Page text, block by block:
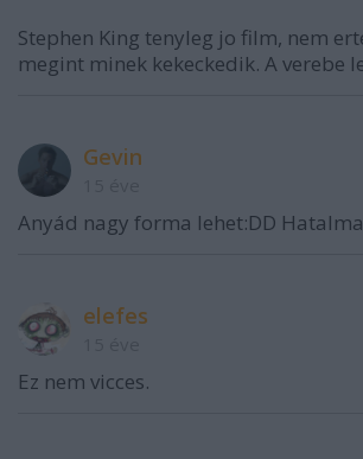
Stephen King tenyleg jo film, nem
megint minek kekeckedik. A verebe
Gevin
Anyád nagy forma lehet:DD
elefes
Ez nem vicces.